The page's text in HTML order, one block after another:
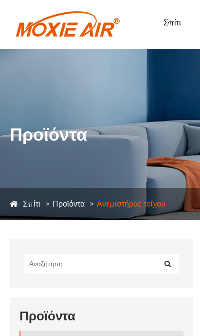
Σπίτι
Προϊόντα
Σπίτι Προϊόντα Ανεμιστήρας τοίχου
Προϊόντα